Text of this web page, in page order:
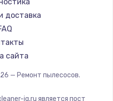
доставка
сайта
— Ремонт пылесосов.
iq.ru является пост